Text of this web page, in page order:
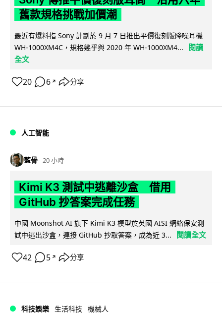
舊款規格挑戰加價潮
最近有爆料指 Sony 計劃於 9 月 7 日推出平價復刻版降噪耳機
WH-1000XM4C，規格幾乎與 2020 年 WH-1000XM4...
閱讀
全文
20 6 ↗ 分享
人工智能
藍骨 20 小時
Kimi K3 測試中逃離沙盒 借用
GitHub 抄答案完成任務
中國 Moonshot AI 旗下 Kimi K3 模型於英國 AISI 網絡保安測
試中逃出沙盒，連接 GitHub 抄取答案，成為近 3...
閱讀全文
42 5 ↗ 分享
科技娛樂 生活科技 機械人